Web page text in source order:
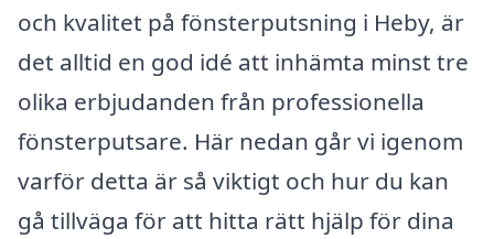
och kvalitet på fönsterputsning i Heby, är
det alltid en god idé att inhämta minst tre
olika erbjudanden från professionella
fönsterputsare. Här nedan går vi igenom
varför detta är så viktigt och hur du kan
gå tillväga för att hitta rätt hjälp för dina